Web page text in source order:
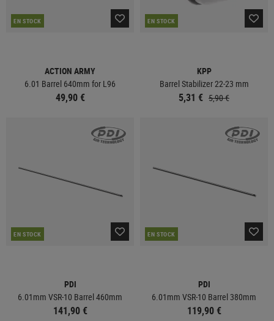
EN STOCK
ACTION ARMY
6.01 Barrel 640mm for L96
49,90 €
EN STOCK
KPP
Barrel Stabilizer 22-23 mm
5,31 € 5,90 €
EN STOCK
PDI
6.01mm VSR-10 Barrel 460mm
141,90 €
EN STOCK
PDI
6.01mm VSR-10 Barrel 380mm
119,90 €